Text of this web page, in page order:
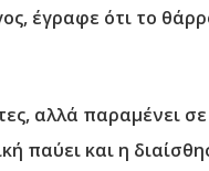
έγραφε ότι το
αλλά παραμένει
παύει και η